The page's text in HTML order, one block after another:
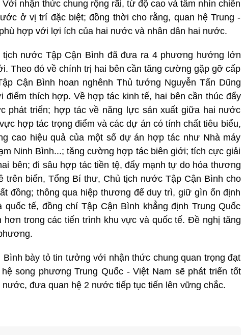
nhận thức chung rộng rãi, từ độ cao và tầm nhìn chiến
ở vị trí đặc biệt; đồng thời cho rằng, quan hệ Trung -
hợp với lợi ích của hai nước và nhân dân hai nước.
nước Tập Cận Bình đã đưa ra 4 phương hướng lớn
Theo đó về chính trị hai bên cần tăng cường gặp gỡ cấp
Cận Bình hoan nghênh Thủ tướng Nguyễn Tấn Dũng
điểm thích hợp. Về hợp tác kinh tế, hai bên cần thúc đẩy
phát triển; hợp tác về năng lực sản xuất giữa hai nước
hợp tác trọng điểm và các dự án có tính chất tiêu biểu,
cao hiệu quả của một số dự án hợp tác như Nhà máy
Ninh Bình...; tăng cường hợp tác biên giới; tích cực giải
bên; đi sâu hợp tác tiền tệ, đẩy mạnh tự do hóa thương
trên biển, Tổng Bí thư, Chủ tịch nước Tập Cận Bình cho
đồng; thông qua hiệp thương để duy trì, giữ gìn ổn định
tế, đồng chí Tập Cận Bình khẳng định Trung Quốc
hơn trong các tiến trình khu vực và quốc tế. Đề nghị tăng
bày tỏ tin tưởng với nhận thức chung quan trọng đạt
song phương Trung Quốc - Việt Nam sẽ phát triển tốt
đưa quan hệ 2 nước tiếp tục tiến lên vững chắc.